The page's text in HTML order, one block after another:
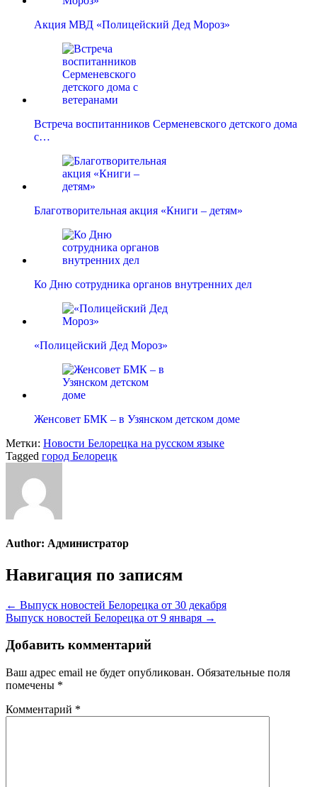
Акция МВД «Полицейский Дед Мороз»
Встреча воспитанников Серменевского детского дома
с…
Благотворительная акция «Книги – детям»
Ко Дню сотрудника органов внутренних дел
«Полицейский Дед Мороз»
Женсовет БМК – в Узянском детском доме
Метки: Новости Белорецка на русском языке
Tagged город Белорецк
Author: Администратор
Навигация по записям
← Выпуск новостей Белорецка от 30 декабря
Выпуск новостей Белорецка от 9 января →
Добавить комментарий
Ваш адрес email не будет опубликован. Обязательные поля
помечены *
Комментарий *